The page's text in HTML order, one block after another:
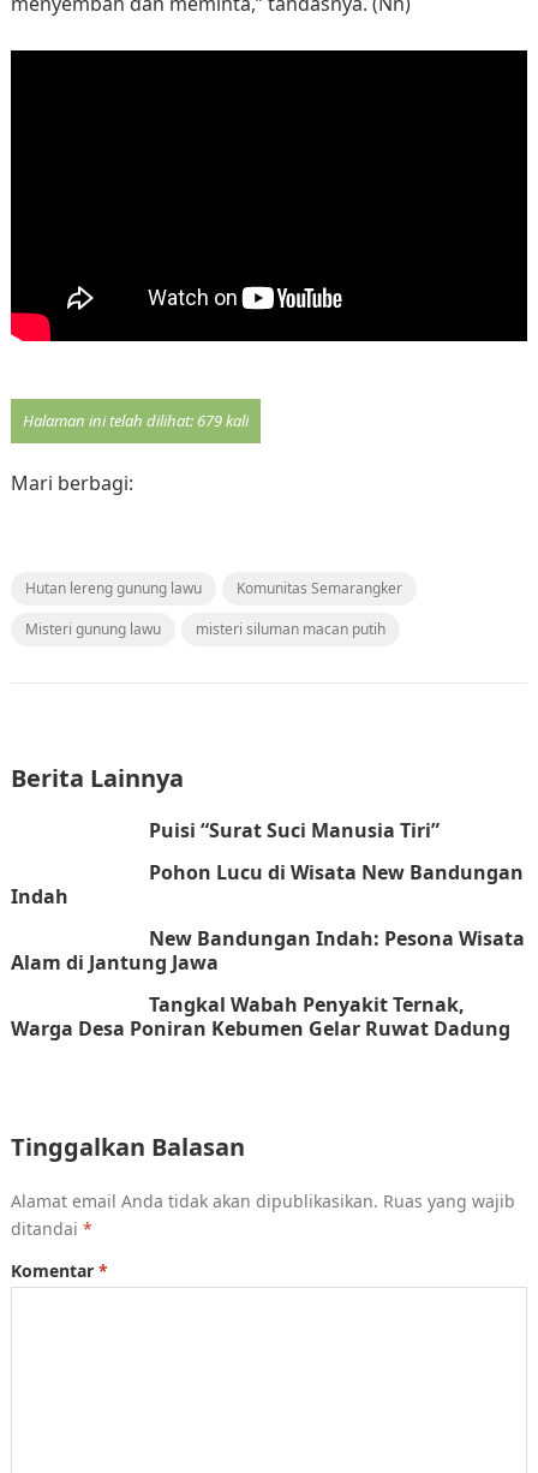
Halaman ini telah dilihat: 679 kali
Mari berbagi:
Hutan lereng gunung lawu
Komunitas Semarangker
Misteri gunung lawu
misteri siluman macan putih
Berita Lainnya
Puisi “Surat Suci Manusia Tiri”
Pohon Lucu di Wisata New Bandungan
Indah
New Bandungan Indah: Pesona Wisata
Alam di Jantung Jawa
Tangkal Wabah Penyakit Ternak,
Warga Desa Poniran Kebumen Gelar Ruwat Dadung
Tinggalkan Balasan
Alamat email Anda tidak akan dipublikasikan. Ruas yang wajib
ditandai *
Komentar *